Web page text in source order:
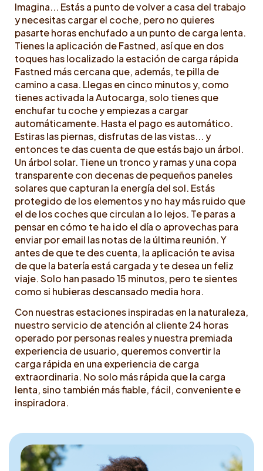
Imagina... Estás a punto de volver a casa del trabajo
y necesitas cargar el coche, pero no quieres
pasarte horas enchufado a un punto de carga lenta.
Tienes la aplicación de Fastned, así que en dos
toques has localizado la estación de carga rápida
Fastned más cercana que, además, te pilla de
camino a casa. Llegas en cinco minutos y, como
tienes activada la Autocarga, solo tienes que
enchufar tu coche y empiezas a cargar
automáticamente. Hasta el pago es automático.
Estiras las piernas, disfrutas de las vistas... y
entonces te das cuenta de que estás bajo un árbol.
Un árbol solar. Tiene un tronco y ramas y una copa
transparente con decenas de pequeños paneles
solares que capturan la energía del sol. Estás
protegido de los elementos y no hay más ruido que
el de los coches que circulan a lo lejos. Te paras a
pensar en cómo te ha ido el día o aprovechas para
enviar por email las notas de la última reunión. Y
antes de que te des cuenta, la aplicación te avisa
de que la batería está cargada y te desea un feliz
viaje. Solo han pasado 15 minutos, pero te sientes
como si hubieras descansado media hora.
Con nuestras estaciones inspiradas en la naturaleza,
nuestro servicio de atención al cliente 24 horas
operado por personas reales y nuestra premiada
experiencia de usuario, queremos convertir la
carga rápida en una experiencia de carga
extraordinaria. No solo más rápida que la carga
lenta, sino también más fiable, fácil, conveniente e
inspiradora.